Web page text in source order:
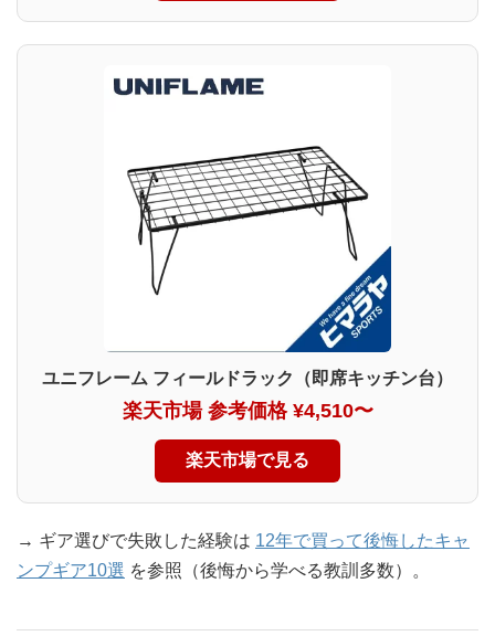
ユニフレーム フィールドラック（即席キッチン台）
楽天市場 参考価格 ¥4,510〜
楽天市場で見る
→ ギア選びで失敗した経験は 12年で買って後悔したキャ
ンプギア10選 を参照（後悔から学べる教訓多数）。